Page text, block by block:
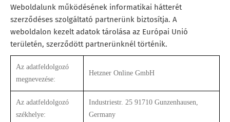
Weboldalunk működésének informatikai hátterét
szerződéses szolgáltató partnerünk biztosítja. A
weboldalon kezelt adatok tárolása az Európai Unió
területén, szerződött partnerünknél történik.
Az adatfeldolgozó
megnevezése:
Hetzner Online GmbH
Az adatfeldolgozó
székhelye:
Industriestr. 25 91710 Gunzenhausen,
Germany